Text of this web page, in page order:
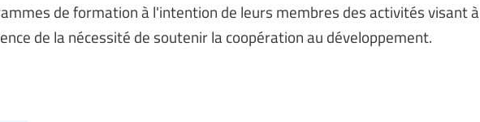
de formation à l'intention de leurs membres des activités visant à
de la nécessité de soutenir la coopération au développement.